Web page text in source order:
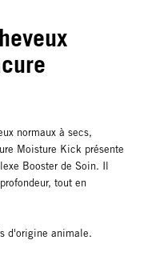
normaux à secs,
Moisture Kick présente
Booster de Soin. Il
tout en
d'origine animale.